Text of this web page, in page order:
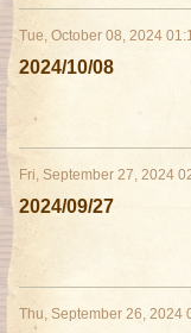
Tue, October 08, 2024
2024/10/08
Fri, September 27, 2024
2024/09/27
Thu, September 26, 2024